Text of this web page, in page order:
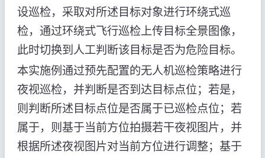
设巡检，采取对所述目标对象进行环绕式巡
检，通过环绕式飞行巡检上传目标全景图像，
此时切换到人工判断该目标是否为危险目标。
本实施例通过预先配置的无人机巡检策略进行
夜视巡检，并判断是否到达目标点位；若是，
则判断所述目标点位是否属于已巡检点位；若
属于，则基于当前方位拍摄若干夜视图片，并
根据所述夜视图片对当前方位进行调整；基于